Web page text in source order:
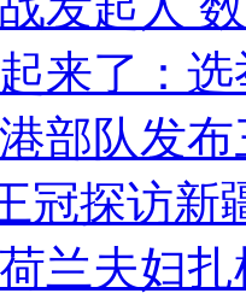
来了：
部队发
冠探访新
荷兰夫妇